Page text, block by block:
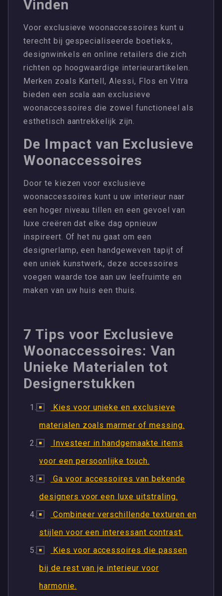
Vinden
Voor exclusieve woonaccessoires kunt u
terecht bij gespecialiseerde boetieks,
designwinkels en online retailers die zich
richten op hoogwaardige interieurartikelen.
Merken zoals Kartell, Alessi, Flos en Vitra
bieden een scala aan exclusieve
woonaccessoires die zowel functioneel als
esthetisch aantrekkelijk zijn.
De Impact van Exclusieve
Woonaccessoires
Door te kiezen voor exclusieve
woonaccessoires kunt u uw interieur naar
een hoger niveau tillen en een gevoel van
luxe creëren dat elke dag opnieuw
inspireert. Of het nu gaat om een
designerlamp, een handgeweven tapijt of
een uniek kunstwerk, deze accessoires
voegen waarde toe aan uw leefruimte en
maken van uw huis een thuis.
7 Tips voor Exclusieve
Woonaccessoires: Van
Unieke Materialen tot
Designerstukken
Kies voor unieke en exclusieve
materialen zoals marmer of messing.
Investeer in handgemaakte items
voor een persoonlijke touch.
Ga voor accessoires van bekende
designers voor een luxe uitstraling.
Combineer verschillende texturen en
stijlen voor een interessant contrast.
Kies voor accessoires die passen
bij de rest van je interieur voor
harmonie.